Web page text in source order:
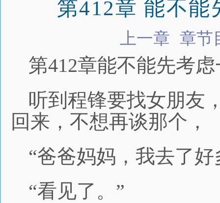
第412章 能不能
上一章 章节
第412章能不能先考
听到程锋要找女朋友
回来，不想再谈那个，
“爸爸妈妈，我去了
“看见了。”